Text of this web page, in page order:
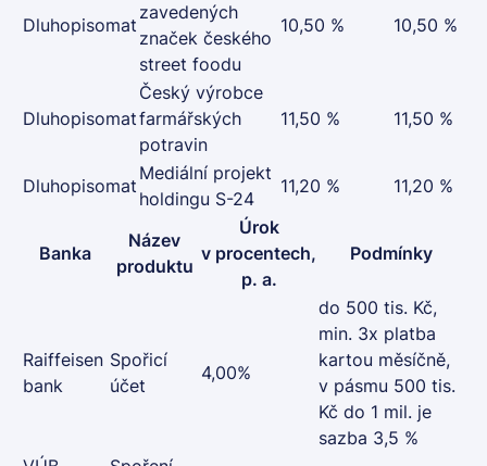
Dluhopisomat
zavedených
značek českého
street foodu
10,50 % 10,50 %
Dluhopisomat
Český výrobce
farmářských
potravin
11,50 % 11,50 %
Dluhopisomat
Mediální projekt
holdingu S-24
11,20 % 11,20 %
Banka
Název
produktu
Úrok
v procentech,
p. a.
Podmínky
Raiffeisen
bank
Spořicí
účet
4,00%
do 500 tis. Kč,
min. 3x platba
kartou měsíčně,
v pásmu 500 tis.
Kč do 1 mil. je
sazba 3,5 %